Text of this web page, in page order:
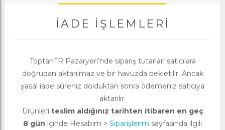
İADE İŞLEMLERI
ToptanTR Pazaryeri’nde sipariş tutarları satıcılara
doğrudan aktarılmaz ve bir havuzda bekletilir. Ancak
yasal iade süreniz dolduktan sonra ödemeniz satıcıya
aktarılır.
Ürünleri teslim aldığınız tarihten itibaren en geç
8 gün içinde Hesabım > Siparişlerim sayfasında ilgili